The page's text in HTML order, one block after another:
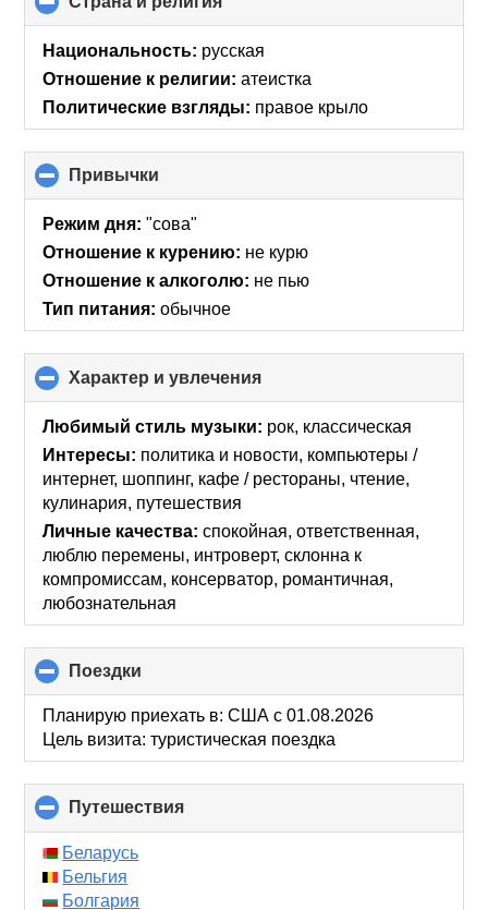
to
collapse
Национальность: русская
Отношение к религии: атеистка
Политические взгляды: правое крыло
Привычки
to
collapse
Режим дня: "сова"
Отношение к курению: не курю
Отношение к алкоголю: не пью
Тип питания: обычное
Характер и увлечения
to
collapse
Любимый стиль музыки: рок, классическая
Интересы: политика и новости, компьютеры /
интернет, шоппинг, кафе / рестораны, чтение,
кулинария, путешествия
Личные качества: спокойная, ответственная,
люблю перемены, интроверт, склонна к
компромиссам, консерватор, романтичная,
любознательная
Поездки
to
collapse
contents
Планирую приехать в: США c 01.08.2026
Цель визита: туристическая поездка
Путешествия
to
Беларусь
Бельгия
Болгария